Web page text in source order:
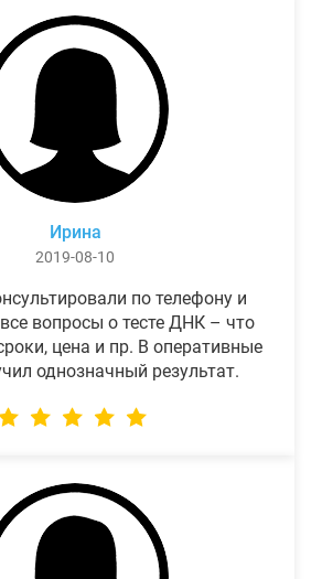
Ирина
2019-08-10
по телефону и
вопросы о тесте ДНК – что
цена и пр. В оперативные
однозначный результат.